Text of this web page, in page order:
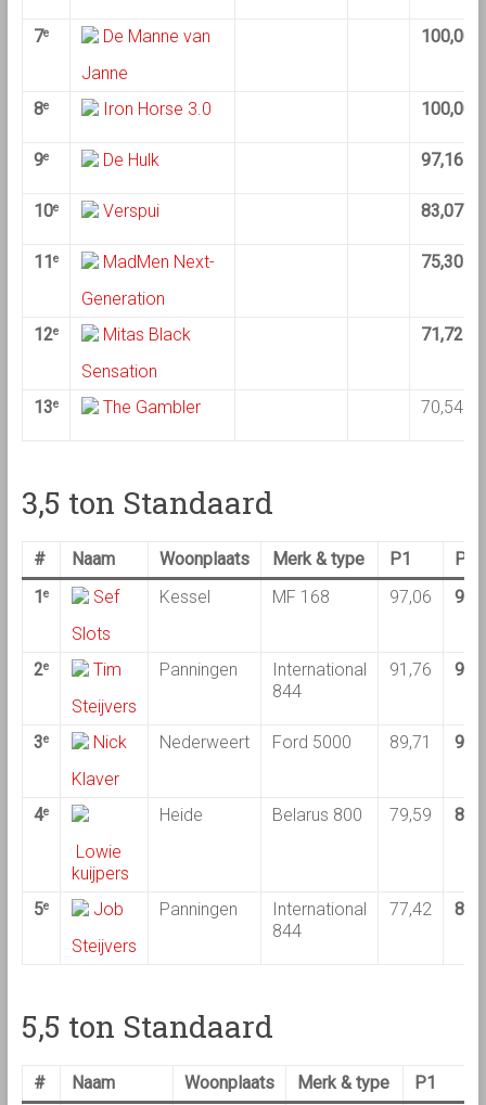
7e
De Manne van
Janne
100,00
8e Iron Horse 3.0 100,00
9e De Hulk 97,16
10e Verspui 83,07
11 e
MadMen Next-
Generation
75,30
12e
Mitas Black
Sensation
71,72
13e The Gambler 70,54
3,5 ton Standaard
# Naam Woonplaats Merk & type P1
P2
1 e
Sef
Slots
Kessel MF 168 97,06
2e
Tim
Steijvers
Panningen
International
844
91,76
3e
Nick
Klaver
Nederweert Ford 5000 89,71
4e
Lowie
kuijpers
Heide Belarus 800 79,59
5e
Job
Steijvers
Panningen
International
844
77,42
5,5 ton Standaard
# Naam Woonplaats Merk & type P1